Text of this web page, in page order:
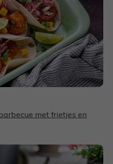
met frietjes en